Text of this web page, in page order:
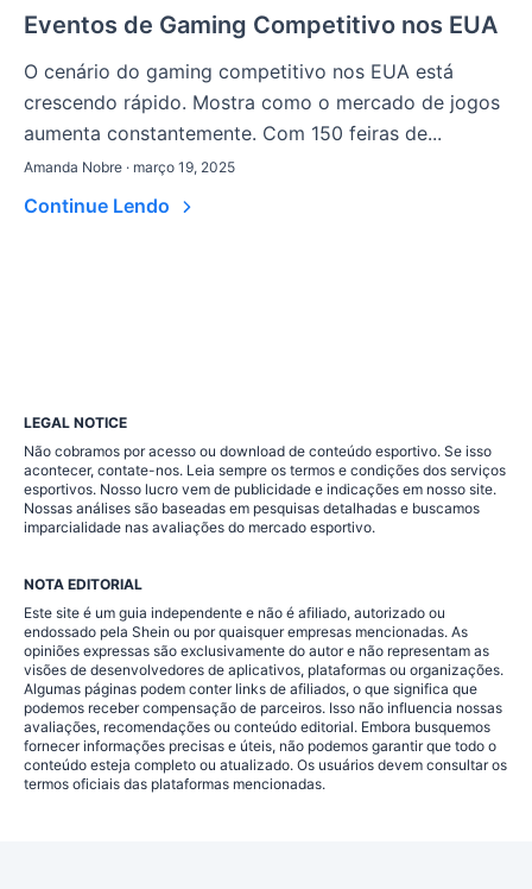
Eventos de Gaming Competitivo nos EUA
O cenário do gaming competitivo nos EUA está
crescendo rápido. Mostra como o mercado de jogos
aumenta constantemente. Com 150 feiras de...
Amanda Nobre · março 19, 2025
Continue Lendo
LEGAL NOTICE
Não cobramos por acesso ou download de conteúdo esportivo. Se isso
acontecer, contate-nos. Leia sempre os termos e condições dos serviços
esportivos. Nosso lucro vem de publicidade e indicações em nosso site.
Nossas análises são baseadas em pesquisas detalhadas e buscamos
imparcialidade nas avaliações do mercado esportivo.
NOTA EDITORIAL
Este site é um guia independente e não é afiliado, autorizado ou
endossado pela Shein ou por quaisquer empresas mencionadas. As
opiniões expressas são exclusivamente do autor e não representam as
visões de desenvolvedores de aplicativos, plataformas ou organizações.
Algumas páginas podem conter links de afiliados, o que significa que
podemos receber compensação de parceiros. Isso não influencia nossas
avaliações, recomendações ou conteúdo editorial. Embora busquemos
fornecer informações precisas e úteis, não podemos garantir que todo o
conteúdo esteja completo ou atualizado. Os usuários devem consultar os
termos oficiais das plataformas mencionadas.